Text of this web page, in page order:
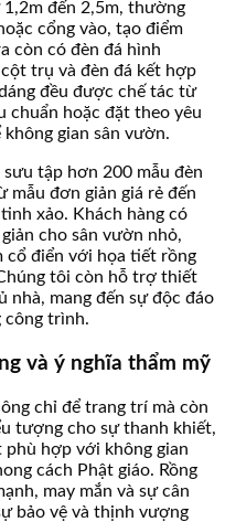
đến 2,5m, thường
cổng vào, tạo điểm
còn có đèn đá hình
trụ và đèn đá kết hợp
đều được chế tác từ
chuẩn hoặc đặt theo yêu
gian sân vườn.
tập hơn 200 mẫu đèn
mẫu đơn giản giá rẻ đến
xảo. Khách hàng có
cho sân vườn nhỏ,
cổ điển với họa tiết rồng
tôi còn hỗ trợ thiết
nhà, mang đến sự độc đáo
công trình.
và ý nghĩa thẩm mỹ
chỉ để trang trí mà còn
tượng cho sự thanh khiết,
phù hợp với không gian
cách Phật giáo. Rồng
may mắn và sự cân
bảo vệ và thịnh vượng